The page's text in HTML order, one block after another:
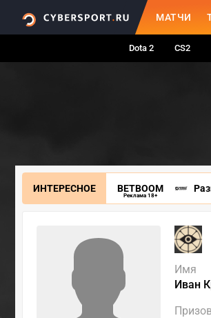
МАТЧИ
Dota 2 CS2
ИНТЕРЕСНОЕ BETBOOM
Реклама 18+
Имя
Иван